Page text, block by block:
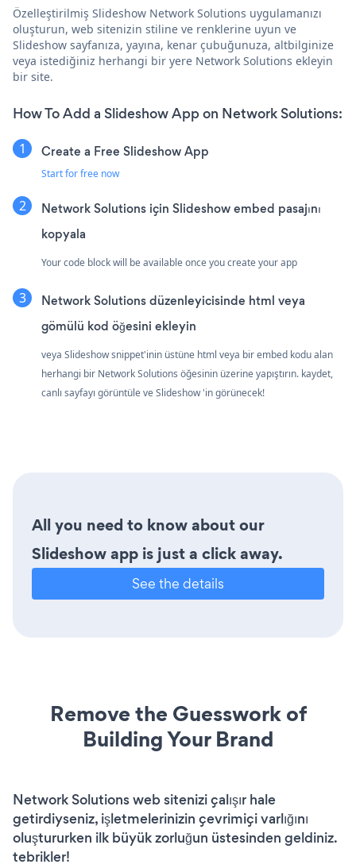
Özelleştirilmiş Slideshow Network Solutions uygulamanızı
oluşturun, web sitenizin stiline ve renklerine uyun ve
Slideshow sayfanıza, yayına, kenar çubuğunuza, altbilginize
veya istediğiniz herhangi bir yere Network Solutions ekleyin
bir site.
How To Add a Slideshow App on Network Solutions:
Create a Free Slideshow App
Start for free now
Network Solutions için Slideshow embed pasajını
kopyala
Your code block will be available once you create your app
Network Solutions düzenleyicisinde html veya
gömülü kod öğesini ekleyin
veya Slideshow snippet'inin üstüne html veya bir embed kodu alan
herhangi bir Network Solutions öğesinin üzerine yapıştırın. kaydet,
canlı sayfayı görüntüle ve Slideshow 'in görünecek!
All you need to know about our
Slideshow app is just a click away.
See the details
Remove the Guesswork of
Building Your Brand
Network Solutions web sitenizi çalışır hale
getirdiyseniz, işletmelerinizin çevrimiçi varlığını
oluştururken ilk büyük zorluğun üstesinden geldiniz.
tebrikler!